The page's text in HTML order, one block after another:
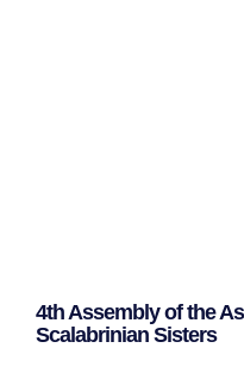
4th Assembly of the
Scalabrinian Sisters